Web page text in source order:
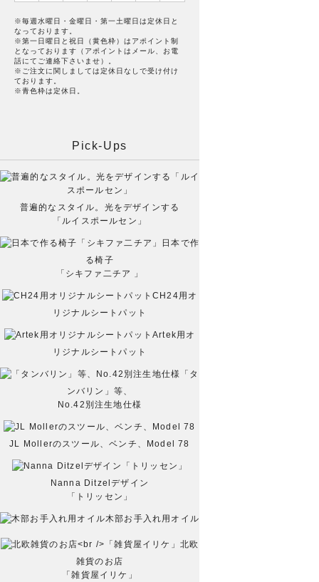
※毎週水曜日・金曜日・第一土曜日は定休日と
なっております。
※第一日曜日と祝日（黄色枠）はアポイント制
となっております（アポイントはメール、お電
話にてご連絡下さいませ）。
※ご注文に関しましては定休日なしで受け付け
ております。
※青色枠は定休日。
Pick-Ups
普遍的なスタイル。光をデザインする
「ルイスポールセン」
日本で作
る椅子
「シキファ二チア 」
CH24用オ
リジナルシートパット
Artek用オ
リジナルシートパット
「タ
ンバリン」等、
No.42別注生地仕様
JL Mollerのスツール、ベンチ、Model 78
Nanna Ditzelデザイン
「トリッセン」
木部お手入れ用オイル
北欧
雑貨のお店
「雑貨屋イリケ」